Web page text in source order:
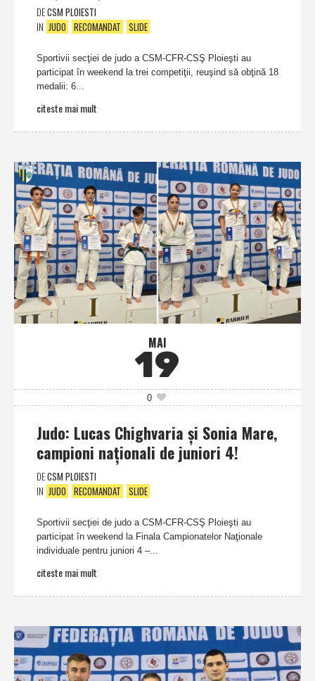
DECSM PLOIESTI
IN JUDO RECOMANDAT SLIDE
Sportivii secţiei de judo a CSM-CFR-CSŞ Ploieşti au
participat în weekend la trei competiţii, reuşind să obţină 18
medalii: 6...
citeste mai mult
MAI
19
0
Judo: Lucas Chighvaria şi Sonia Mare,
campioni naţionali de juniori 4!
DECSM PLOIESTI
IN JUDO RECOMANDAT SLIDE
Sportivii secţiei de judo a CSM-CFR-CSŞ Ploieşti au
participat în weekend la Finala Campionatelor Naţionale
individuale pentru juniori 4 –...
citeste mai mult